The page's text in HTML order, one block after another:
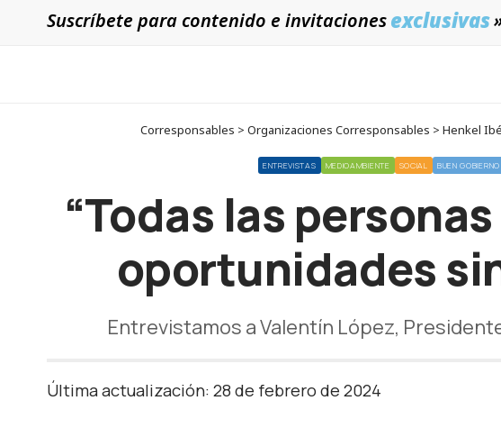
Suscríbete para contenido e invitacionesexclusivas
Corresponsables > Organizaciones Corresponsables > Henkel
ENTREVISTAS MEDIOAMBIENTE SOCIAL BUEN GOBIERNO
“Todas las
oportunidades
Entrevistamos a Valentín López,
Última actualización: 28 de febrero de 2024